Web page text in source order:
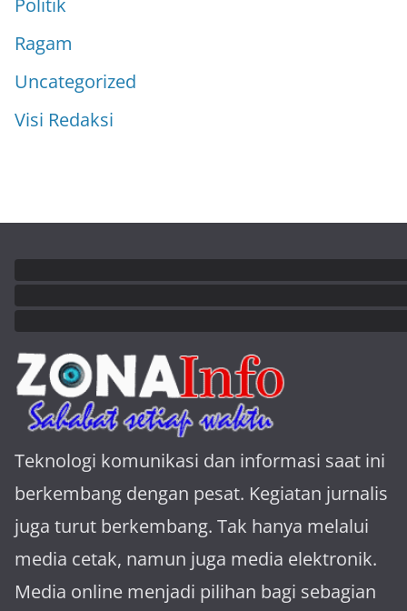
Ragam
Uncategorized
Visi Redaksi
Teknologi komunikasi dan informasi saat ini
berkembang dengan pesat. Kegiatan jurnalis
juga turut berkembang. Tak hanya melalui
media cetak, namun juga media elektronik.
Media online menjadi pilihan bagi sebagian